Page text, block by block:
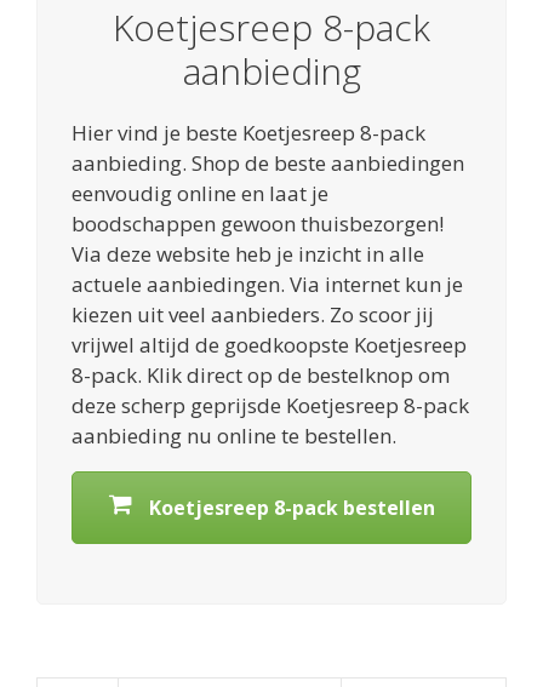
Koetjesreep 8-pack
aanbieding
Hier vind je beste Koetjesreep 8-pack
aanbieding. Shop de beste aanbiedingen
eenvoudig online en laat je
boodschappen gewoon thuisbezorgen!
Via deze website heb je inzicht in alle
actuele aanbiedingen. Via internet kun je
kiezen uit veel aanbieders. Zo scoor jij
vrijwel altijd de goedkoopste Koetjesreep
8-pack. Klik direct op de bestelknop om
deze scherp geprijsde Koetjesreep 8-pack
aanbieding nu online te bestellen.
Koetjesreep 8-pack bestellen